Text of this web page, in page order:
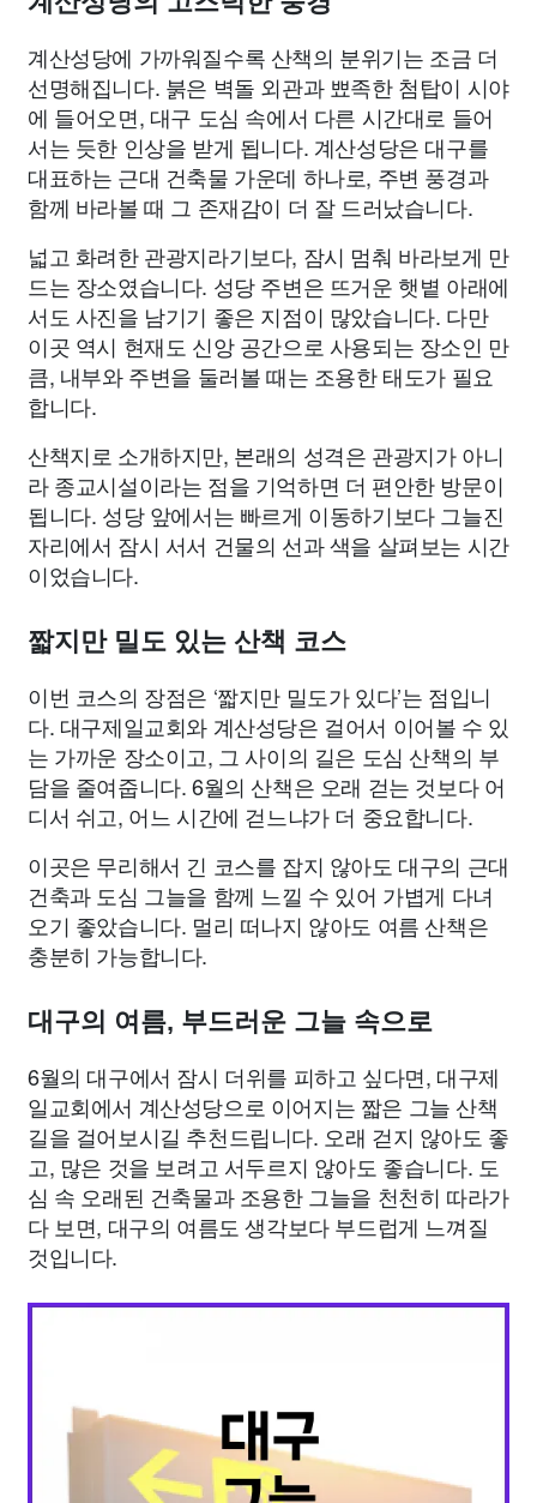
계산성당에 가까워질수록 산책의 분위기는 조금 더
선명해집니다. 붉은 벽돌 외관과 뾰족한 첨탑이 시야
에 들어오면, 대구 도심 속에서 다른 시간대로 들어
서는 듯한 인상을 받게 됩니다. 계산성당은 대구를
대표하는 근대 건축물 가운데 하나로, 주변 풍경과
함께 바라볼 때 그 존재감이 더 잘 드러났습니다.
넓고 화려한 관광지라기보다, 잠시 멈춰 바라보게 만
드는 장소였습니다. 성당 주변은 뜨거운 햇볕 아래에
서도 사진을 남기기 좋은 지점이 많았습니다. 다만
이곳 역시 현재도 신앙 공간으로 사용되는 장소인 만
큼, 내부와 주변을 둘러볼 때는 조용한 태도가 필요
합니다.
산책지로 소개하지만, 본래의 성격은 관광지가 아니
라 종교시설이라는 점을 기억하면 더 편안한 방문이
됩니다. 성당 앞에서는 빠르게 이동하기보다 그늘진
자리에서 잠시 서서 건물의 선과 색을 살펴보는 시간
이었습니다.
짧지만 밀도 있는 산책 코스
이번 코스의 장점은 ‘짧지만 밀도가 있다’는 점입니
다. 대구제일교회와 계산성당은 걸어서 이어볼 수 있
는 가까운 장소이고, 그 사이의 길은 도심 산책의 부
담을 줄여줍니다. 6월의 산책은 오래 걷는 것보다 어
디서 쉬고, 어느 시간에 걷느냐가 더 중요합니다.
이곳은 무리해서 긴 코스를 잡지 않아도 대구의 근대
건축과 도심 그늘을 함께 느낄 수 있어 가볍게 다녀
오기 좋았습니다. 멀리 떠나지 않아도 여름 산책은
충분히 가능합니다.
대구의 여름, 부드러운 그늘 속으로
6월의 대구에서 잠시 더위를 피하고 싶다면, 대구제
일교회에서 계산성당으로 이어지는 짧은 그늘 산책
길을 걸어보시길 추천드립니다. 오래 걷지 않아도 좋
고, 많은 것을 보려고 서두르지 않아도 좋습니다. 도
심 속 오래된 건축물과 조용한 그늘을 천천히 따라가
다 보면, 대구의 여름도 생각보다 부드럽게 느껴질
것입니다.